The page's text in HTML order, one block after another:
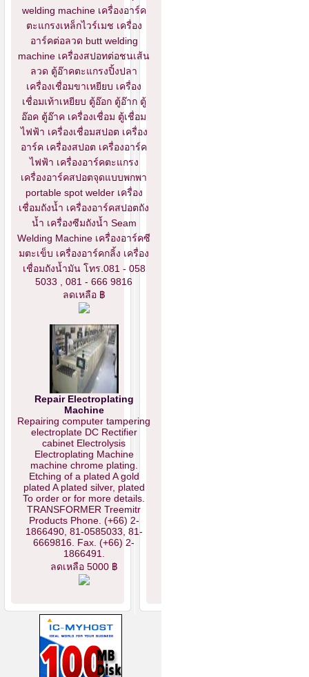
welding machine เครื่องอาร์ค
ตะแกรงเหล็กไวร์เมช เครื่อง
อาร์คต่อลวด butt welding
machine เครื่องสปอทต่อชนเส้น
ลวด ตู้อ๊าคตะแกรงปิ้งปลา
เครื่องเชื่อมขาเหยียบ เครื่อง
เชื่อมเท้าเหยียบ ตู้อ๊อก ตู้อ๊าก ตู้
อ๊อค ตู้อ๊าค เครื่องเชื่อม ตู้เชื่อม
ไฟฟ้า เครื่องเชื่อมสปอต เครื่อง
อาร์ค เครื่องสปอต เครื่องอาร์ค
ไฟฟ้า เครื่องอาร์คตะแกรง
เครื่องอาร์คสปอตจุดแบบพกพา
portable spot welder เครื่อง
เชื่อมถังน้ำ เครื่องอาร์คสปอตถัง
น้ำ เครื่องซีมถังน้ำ Seam
Welding Machine เครื่องอาร์คซี
มตะเข็บ เครื่องอาร์คกลิ้ง เครื่อง
เชื่อมถังน้ำมัน โทร.081 - 058
5033 , 081 - 666 9816
ลดเหลือ ฿
Repair Electroplating
Machine
Repairing computer tampering
electroplate DC Rectifier
cabinet Electrolysis
Electroplating Machine
machine chrome plating.
Etching of a plated A gold
plated A plated silver, plated
To order or for more details.
TRANSFORMER Treemitr
Products Phone. (+66) 2-
1866490, 81-0585033, 81-
6669816. Fax. (+66) 2-
1866491.
ลดเหลือ 5000 ฿